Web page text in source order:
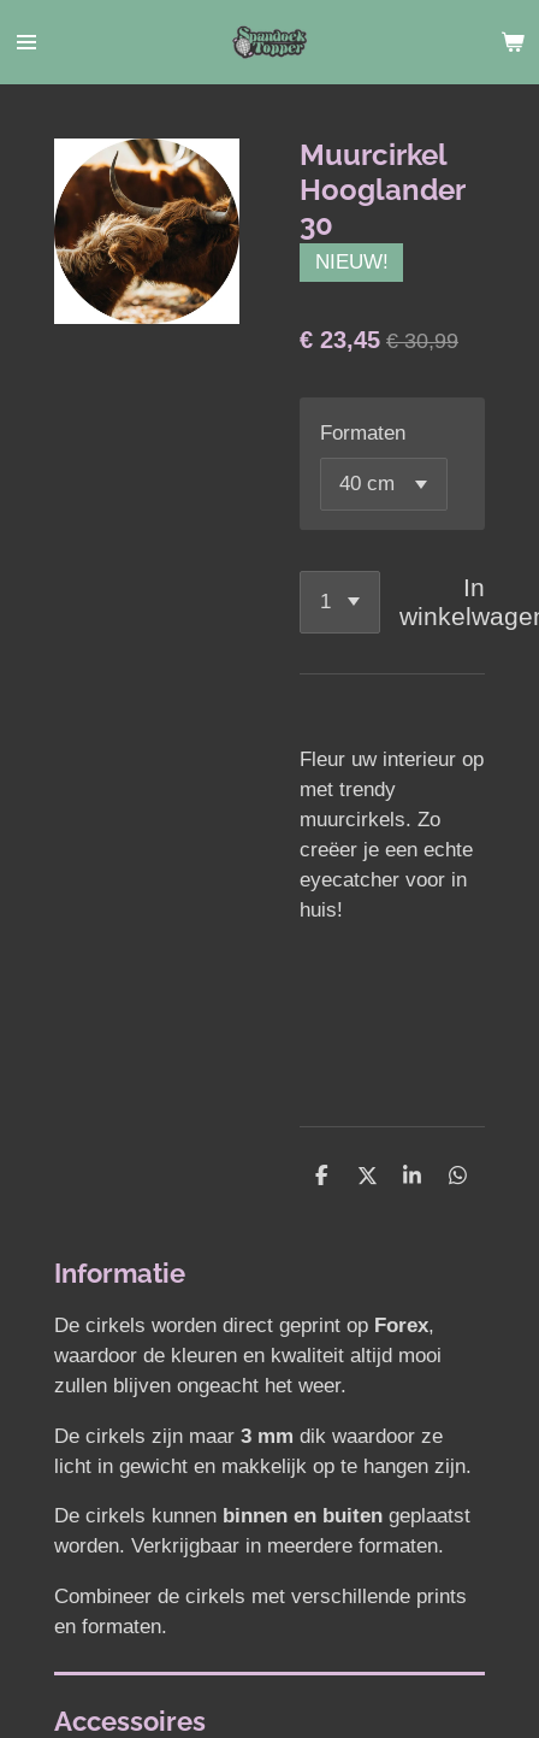
direct
naar
hoofdinhoud
Muurcirkel
Hooglander
30
NIEUW!
€ 23,45 € 30,99
Formaten
In
Fleur uw interieur op
met trendy
muurcirkels. Zo
creëer je een echte
eyecatcher voor in
huis!
D
D
S
D
Informatie
De cirkels worden direct geprint op Forex,
waardoor de kleuren en kwaliteit altijd mooi
zullen blijven ongeacht het weer.
De cirkels zijn maar 3 mm dik waardoor ze
licht in gewicht en makkelijk op te hangen zijn.
De cirkels kunnen binnen en buitengeplaatst
worden. Verkrijgbaar in meerdere formaten.
Combineer de cirkels met verschillende prints
en formaten.
Accessoires